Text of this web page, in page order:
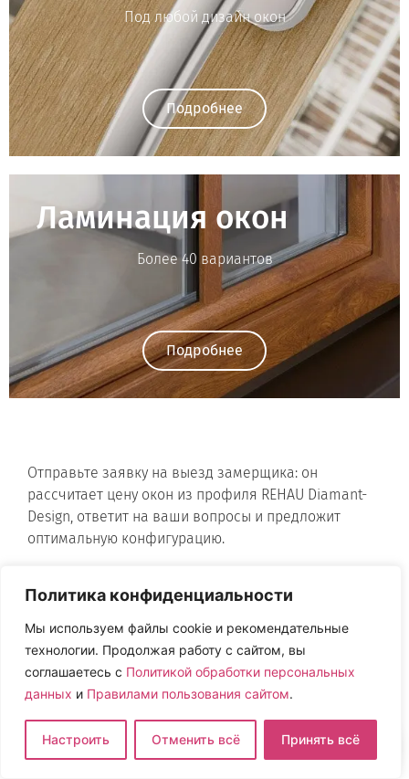
Политика конфиденциальности
Мы используем файлы cookie и рекомендательные
технологии. Продолжая работу с сайтом, вы
соглашаетесь с Политикой обработки персональных
данных и Правилами пользования сайтом.
Настроить Отменить всё Принять всё
Под любой дизайн окон
Подробнее
Ламинация окон
Более 40 вариантов
Подробнее
Отправьте заявку на выезд замерщика: он
рассчитает цену окон из профиля REHAU Diamant-
Design, ответит на ваши вопросы и предложит
оптимальную конфигурацию.
Официальный
партнер
Окна
Пластиковые